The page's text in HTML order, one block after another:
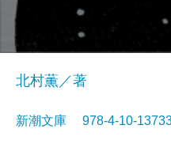
北村薫／著
新潮文庫 978-4-10-